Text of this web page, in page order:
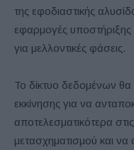
της εφοδιαστικής
εφαρμογές
για μελλοντικές φάσεις.
Το δίκτυο δεδομένων θα
εκκίνησης για να
αποτελεσματικότερα
μετασχηματισμού και να